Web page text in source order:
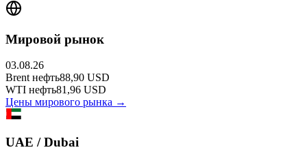
Мировой рынок
03.08.26
Brent нефть88,90 USD
WTI нефть81,96 USD
Цены мирового рынка →
UAE / Dubai